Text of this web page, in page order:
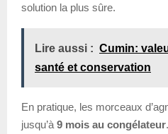
solution la plus sûre.
Lire aussi : Cumin:
santé et conservation
En pratique, les morceaux
jusqu’à 9 mois au congélateur